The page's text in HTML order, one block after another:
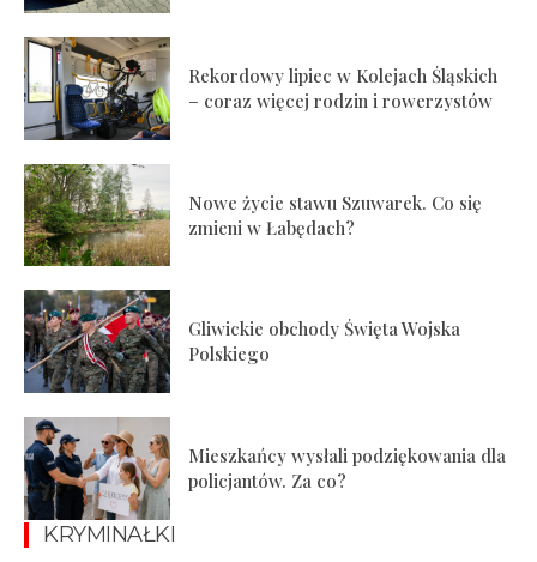
Rekordowy lipiec w Kolejach Śląskich
– coraz więcej rodzin i rowerzystów
Nowe życie stawu Szuwarek. Co się
zmieni w Łabędach?
Gliwickie obchody Święta Wojska
Polskiego
Mieszkańcy wysłali podziękowania dla
policjantów. Za co?
KRYMINAŁKI